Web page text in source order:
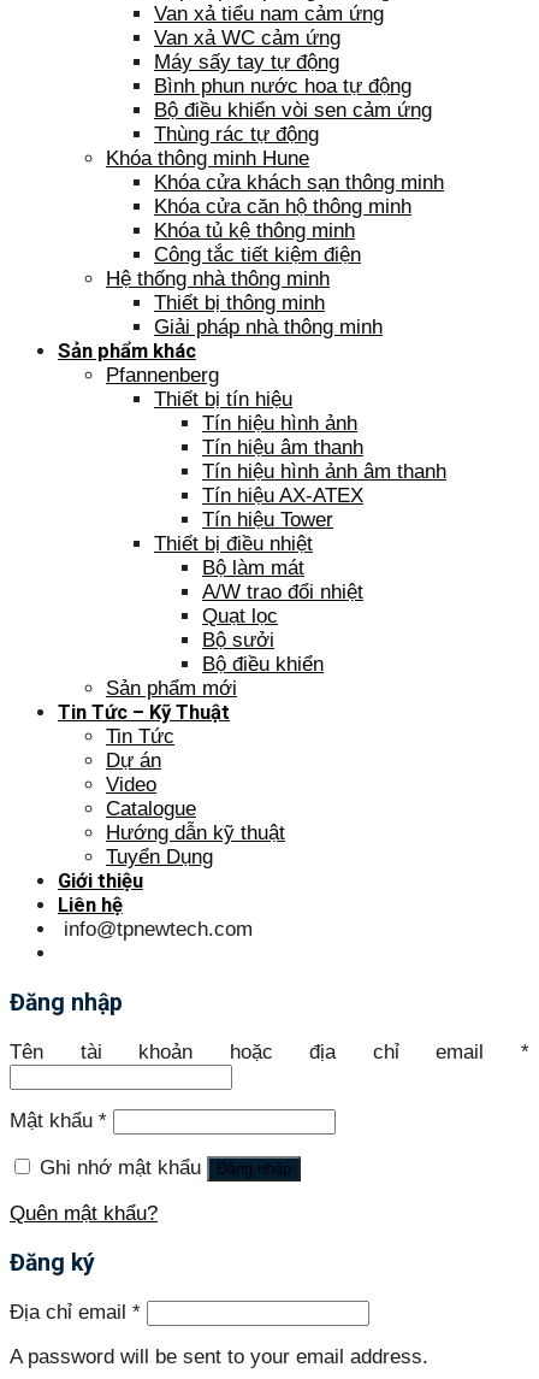
Van xả tiểu nam cảm ứng
Van xả WC cảm ứng
Máy sấy tay tự động
Bình phun nước hoa tự động
Bộ điều khiển vòi sen cảm ứng
Thùng rác tự động
Khóa thông minh Hune
Khóa cửa khách sạn thông minh
Khóa cửa căn hộ thông minh
Khóa tủ kệ thông minh
Công tắc tiết kiệm điện
Hệ thống nhà thông minh
Thiết bị thông minh
Giải pháp nhà thông minh
Sản phẩm khác
Pfannenberg
Thiết bị tín hiệu
Tín hiệu hình ảnh
Tín hiệu âm thanh
Tín hiệu hình ảnh âm thanh
Tín hiệu AX-ATEX
Tín hiệu Tower
Thiết bị điều nhiệt
Bộ làm mát
A/W trao đổi nhiệt
Quạt lọc
Bộ sưởi
Bộ điều khiển
Sản phẩm mới
Tin Tức – Kỹ Thuật
Tin Tức
Dự án
Video
Catalogue
Hướng dẫn kỹ thuật
Tuyển Dụng
Giới thiệu
Liên hệ
info@tpnewtech.com
Đăng nhập
Tên tài khoản hoặc địa chỉ email *
Mật khẩu *
Ghi nhớ mật khẩu Đăng nhập
Quên mật khẩu?
Đăng ký
Địa chỉ email *
A password will be sent to your email address.